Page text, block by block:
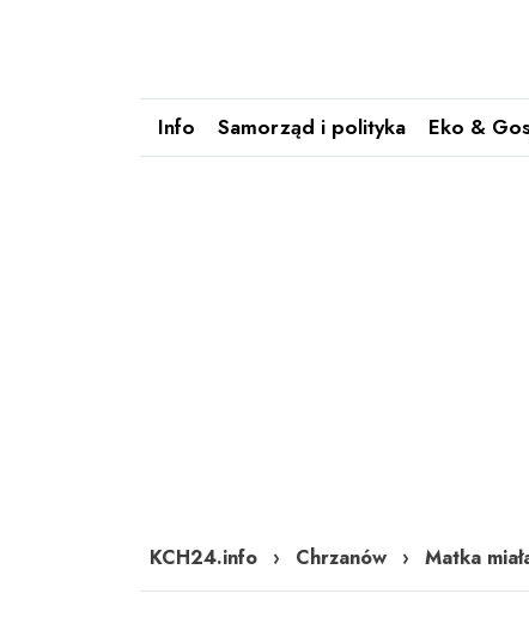
Info Samorząd i polityka Eko &
KCH24.info › Chrzanów › Matka